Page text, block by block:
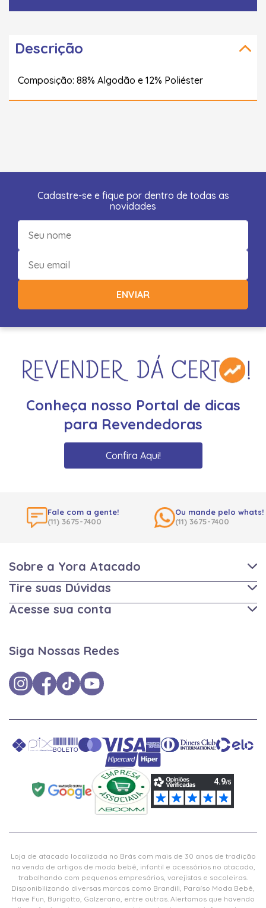
Descrição
Composição: 88% Algodão e 12% Poliéster
Cadastre-se e fique por dentro de todas as
novidades
ENVIAR
Conheça nosso Portal de dicas
para Revendedoras
Confira Aqui!
Fale com a gente!
(11) 3675-7400
Ou mande pelo whats!
(11) 3675-7400
Sobre a Yora Atacado
Tire suas Dúvidas
Acesse sua conta
Siga Nossas Redes
Loja de atacado localizada no Brás com mais de 30 anos de tradição
na venda de artigos de moda bebê, infantil e acessórios no atacado,
trabalhando com pequenos empresários, varejistas e sacoleiras.
Disponibilizando diversas marcas como Brandili, Paraíso Moda Bebê,
Have Fun, Burigotto, Galzerano, entre outras. Alertamos que havendo